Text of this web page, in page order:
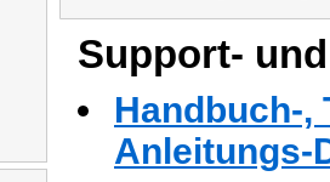
Support-
Handbuch-,
Anleitungs-